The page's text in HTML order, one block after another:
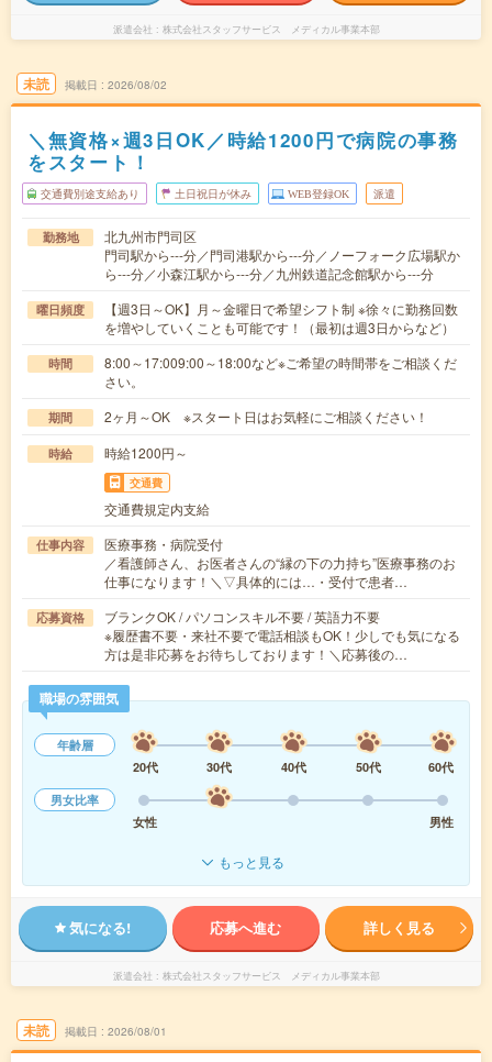
派遣会社 株式会社スタッフサービス メディカル事業本部
未読 掲載日 2026/08/02
＼無資格×週3日OK／時給1200円で病院の事務
をスタート！
交通費別途支給あり 土日祝日が休み WEB登録OK 派遣
勤務地
北九州市門司区
門司駅から---分／門司港駅から---分／ノーフォーク広場駅か
ら---分／小森江駅から---分／九州鉄道記念館駅から---分
曜日頻度
【週3日～OK】月～金曜日で希望シフト制 ※徐々に勤務回数
を増やしていくことも可能です！（最初は週3日からなど）
時間
8:00～17:009:00～18:00など※ご希望の時間帯をご相談くだ
さい。
期間 2ヶ月～OK ※スタート日はお気軽にご相談ください！
時給 時給1200円～
交通費
交通費規定内支給
仕事内容
医療事務・病院受付
／看護師さん、お医者さんの“縁の下の力持ち”医療事務のお
仕事になります！＼▽具体的には…・受付で患者…
応募資格
ブランクOK / パソコンスキル不要 / 英語力不要
※履歴書不要・来社不要で電話相談もOK！少しでも気になる
方は是非応募をお待ちしております！＼応募後の…
職場の雰囲気
年齢層
20代
30代 40代 50代
60代
男女比率
女性
男性
もっと見る
気になる! 応募へ進む 詳しく見る
派遣会社 株式会社スタッフサービス メディカル事業本部
未読 掲載日 2026/08/01